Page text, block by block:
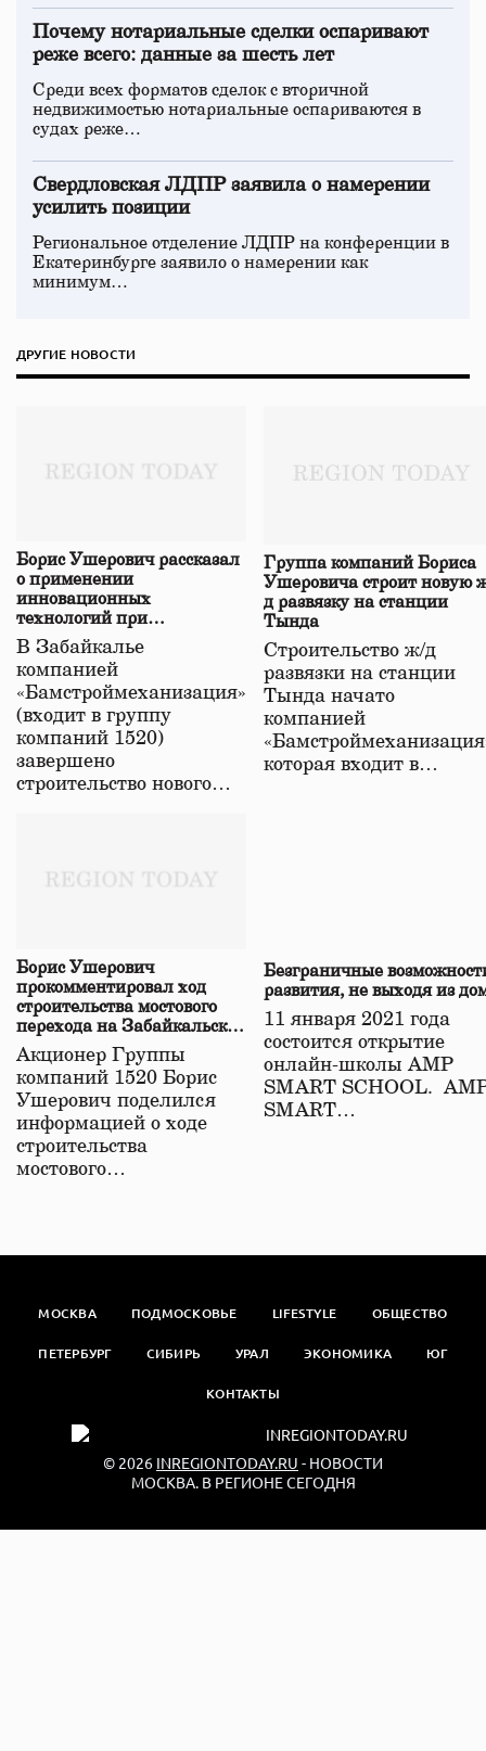
Почему нотариальные сделки оспаривают
реже всего: данные за шесть лет
Среди всех форматов сделок с вторичной
недвижимостью нотариальные оспариваются в
судах реже…
Свердловская ЛДПР заявила о намерении
усилить позиции
Региональное отделение ЛДПР на конференции в
Екатеринбурге заявило о намерении как
минимум…
ДРУГИЕ НОВОСТИ
Борис Ушерович рассказал
о применении
инновационных
технологий при
строительстве нового моста
в Забайкалье
В Забайкалье
компанией
«Бамстроймеханизация»
(входит в группу
компаний 1520)
завершено
строительство нового…
Группа компаний Бориса
Ушеровича строит новую
д развязку на станции
Тында
Строительство ж/д
развязки на станции
Тында начато
компанией
которая входит в…
Борис Ушерович
прокомментировал ход
строительства мостового
перехода на Забайкальской
железной дороге
Акционер Группы
компаний 1520 Борис
Ушерович поделился
информацией о ходе
строительства
мостового…
Безграничные
развития, не выходя из
11 января 2021 года
состоится открытие
онлайн-школы АМР
SMART SCHOOL.
SMART…
МОСКВА ПОДМОСКОВЬЕ LIFESTYLE ОБЩЕСТВО
ПЕТЕРБУРГ СИБИРЬ УРАЛ ЭКОНОМИКА ЮГ
КОНТАКТЫ
© 2026 INREGIONTODAY.RU - НОВОСТИ
МОСКВА. В РЕГИОНЕ СЕГОДНЯ